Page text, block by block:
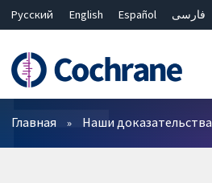
Русский English Español
فارسی
Bahasa Malaysia
ไทย
繁體中文
简体中文
Фильтры
Главная Наши доказательства